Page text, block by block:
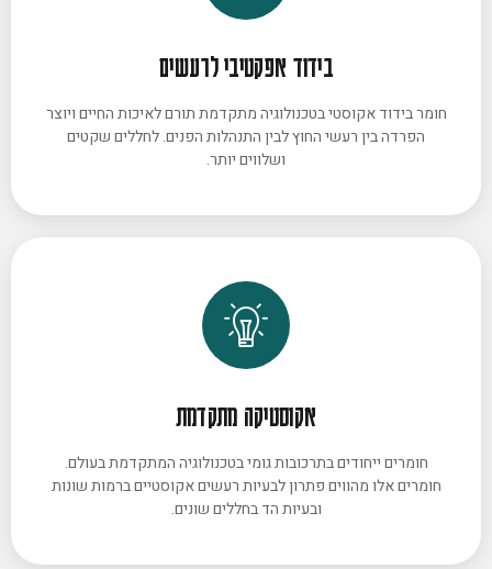
בידוד אפקטיבי לרעשים
חומר בידוד אקוסטי בטכנולוגיה מתקדמת תורם לאיכות החיים ויוצר
הפרדה בין רעשי החוץ לבין התנהלות הפנים. לחללים שקטים
ושלווים יותר.
אקוסטיקה מתקדמת
חומרים ייחודים בתרכובות גומי בטכנולוגיה המתקדמת בעולם.
חומרים אלו מהווים פתרון לבעיות רעשים אקוסטיים ברמות שונות
ובעיות הד בחללים שונים.